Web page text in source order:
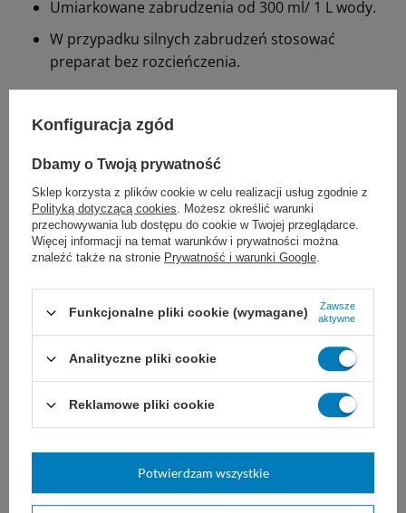
Umiarkowane zabrudzenia od 300 ml/ 1 L wody.
W przypadku silnych zabrudzeń stosować
preparat bez rozcieńczenia.
zawierających wapień jak np. trawertyn, wapień
lakierowanych oraz szkle akrylowym. Nie stosować na
materiałach o uszkodzonej nawierzchni emaliowanej
lub pokrytej chromem. Przed zastosowaniem na
tworzywie sztucznym i armaturze należy zapoznać się
ze wskazówkami producenta. Przed pierwszym
działania w mało widocznym miejscu.
Produkt przeznaczony wyłącznie do użytku
profesjonalnego.
Postać
Koncentrat
Konfiguracja zgód
Dbamy o Twoją prywatność
Sklep korzysta z plików cookie w celu realizacji usług zgodnie z
Polityką dotyczącą cookies. Możesz określić warunki
przechowywania lub dostępu do cookie w Twojej przeglądarce.
Więcej informacji na temat warunków i prywatności można
znaleźć także na stronie Prywatność i warunki Google.
Funkcjonalne pliki cookie (wymagane)
Zawsze
aktywne
Analityczne pliki cookie
Reklamowe pliki cookie
Potwierdzam wszystkie